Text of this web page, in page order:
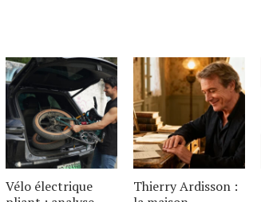
Vélo électrique
Thierry Ardisson :